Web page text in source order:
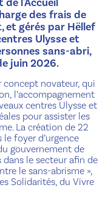
des frais de
et gérés par Hëllef
Ulysse et
sans-abri,
juin 2026.
novateur, qui
l’accompagnement
centres Ulysse et
pour assister les
La création de 22
foyer d’urgence
gouvernement de
le secteur afin de
le sans-abrisme »,
Solidarités, du Vivre